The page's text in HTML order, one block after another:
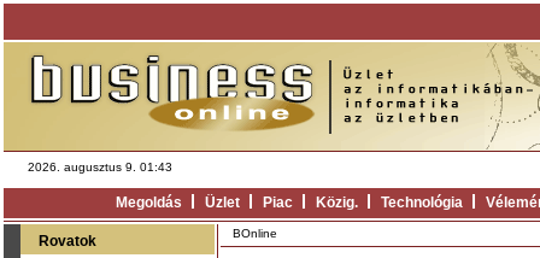
2026. augusztus 9. 01:43
Megoldás Üzlet Piac Közig. Technológia
Rovatok BOnline